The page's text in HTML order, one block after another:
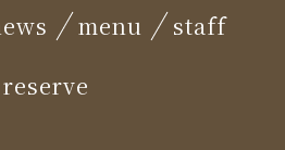
menu
staff
reserve